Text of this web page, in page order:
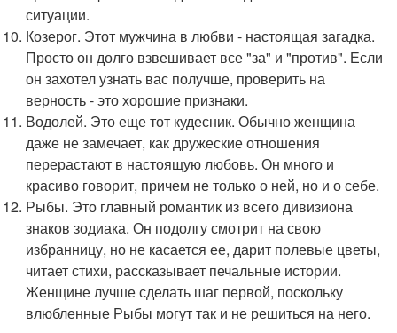
ситуации.
Козерог. Этот мужчина в любви - настоящая загадка.
Просто он долго взвешивает все "за" и "против". Если
он захотел узнать вас получше, проверить на
верность - это хорошие признаки.
Водолей. Это еще тот кудесник. Обычно женщина
даже не замечает, как дружеские отношения
перерастают в настоящую любовь. Он много и
красиво говорит, причем не только о ней, но и о себе.
Рыбы. Это главный романтик из всего дивизиона
знаков зодиака. Он подолгу смотрит на свою
избранницу, но не касается ее, дарит полевые цветы,
читает стихи, рассказывает печальные истории.
Женщине лучше сделать шаг первой, поскольку
влюбленные Рыбы могут так и не решиться на него.